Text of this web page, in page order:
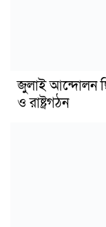
জুলাই আন্দোলন
ও রাষ্ট্রগঠন